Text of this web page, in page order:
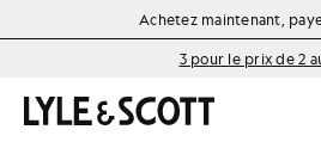
Aller directement au contenu
Informations sur l'accessibilité
Achetez maintenant,
3 pour le prix de 2